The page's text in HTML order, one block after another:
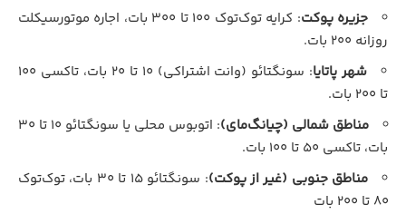
جزیره پوکت
: کرایه توک‌توک ۱۰۰ تا ۳۰۰ بات، اجاره موتورسیکلت
روزانه ۲۰۰ بات.
شهر پاتایا
: سونگتائو (وانت اشتراکی) ۱۰ تا ۲۰ بات، تاکسی ۱۰۰
تا ۲۰۰ بات.
مناطق شمالی (چیانگ‌مای)
: اتوبوس محلی یا سونگتائو ۱۰ تا ۳۰
بات، تاکسی ۵۰ تا ۱۰۰ بات.
مناطق جنوبی (غیر از پوکت)
: سونگتائو ۱۵ تا ۳۰ بات، توک‌توک
۸۰ تا ۲۰۰ بات